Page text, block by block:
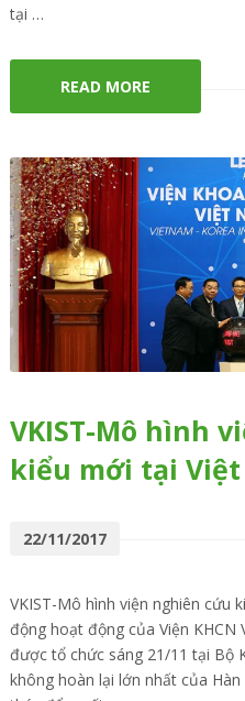
tại …
READ MORE
VKIST-Mô hình
kiểu mới tại Việt
22/11/2017
VKIST-Mô hình viện nghiên cứu
động hoạt động của Viện KHCN
được tổ chức sáng 21/11 tại Bộ
không hoàn lại lớn nhất của